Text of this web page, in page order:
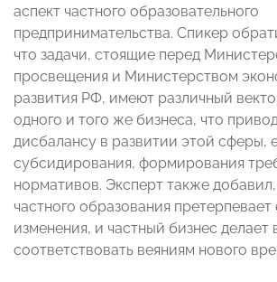
аспект частного образовательного
предпринимательства. Спикер
что задачи, стоящие перед
просвещения и Министерством
развития РФ, имеют различный
одного и того же бизнеса, что
дисбалансу в развитии этой сферы,
субсидирования, формирования
нормативов. Эксперт также
частного образования
изменения, и частный бизнес делает
соответствовать веяниям нового